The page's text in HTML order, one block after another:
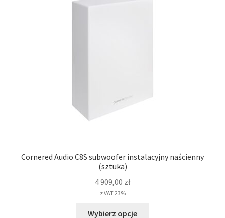
Cornered Audio C8S subwoofer instalacyjny naścienny
(sztuka)
4 909,00 zł
z VAT 23%
Wybierz opcje